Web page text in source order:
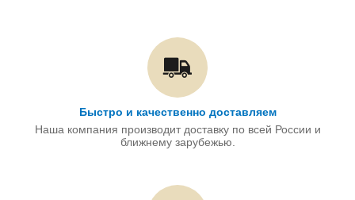
Быстро и качественно доставляем
Наша компания производит доставку по всей России и
ближнему зарубежью.